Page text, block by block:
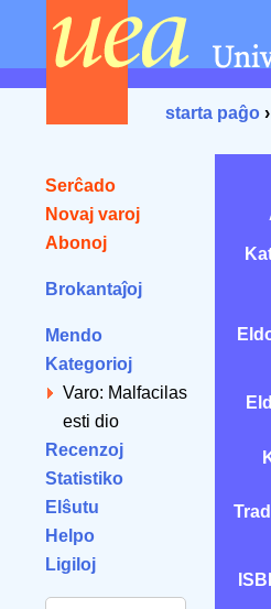
starta paĝo ›
Serĉado
Novaj varoj
Abonoj
Brokantaĵoj
Mendo
Kategorioj
Varo: Malfacilas
esti dio
Recenzoj
Statistiko
Elŝutu
Helpo
Ligiloj